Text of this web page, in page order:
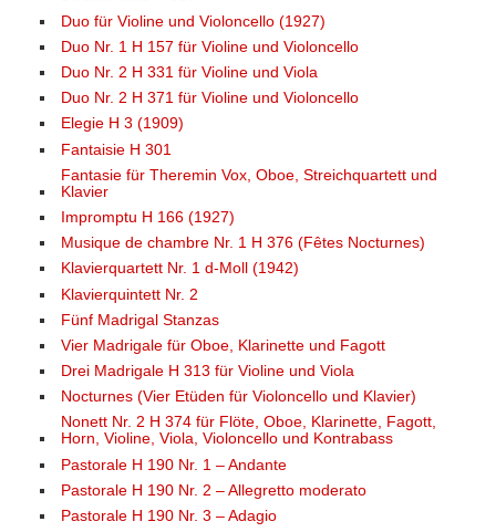
Duo für Violine und Violoncello (1927)
Duo Nr. 1 H 157 für Violine und Violoncello
Duo Nr. 2 H 331 für Violine und Viola
Duo Nr. 2 H 371 für Violine und Violoncello
Elegie H 3 (1909)
Fantaisie H 301
Fantasie für Theremin Vox, Oboe, Streichquartett und
Klavier
Impromptu H 166 (1927)
Musique de chambre Nr. 1 H 376 (Fêtes Nocturnes)
Klavierquartett Nr. 1 d-Moll (1942)
Klavierquintett Nr. 2
Fünf Madrigal Stanzas
Vier Madrigale für Oboe, Klarinette und Fagott
Drei Madrigale H 313 für Violine und Viola
Nocturnes (Vier Etüden für Violoncello und Klavier)
Nonett Nr. 2 H 374 für Flöte, Oboe, Klarinette, Fagott,
Horn, Violine, Viola, Violoncello und Kontrabass
Pastorale H 190 Nr. 1 – Andante
Pastorale H 190 Nr. 2 – Allegretto moderato
Pastorale H 190 Nr. 3 – Adagio